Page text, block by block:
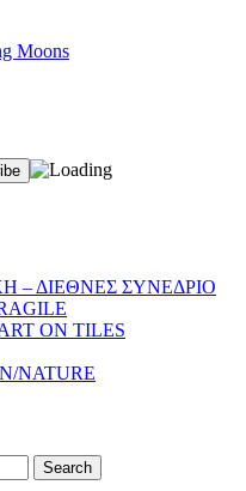
Moons
– ΔΙΕΘΝΕΣ ΣΥΝΕΔΡΙΟ
ON TILES
NATURE